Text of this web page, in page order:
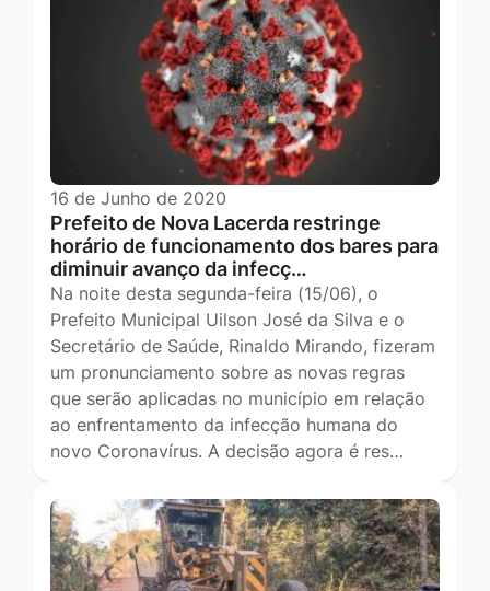
16 de Junho de 2020
Prefeito de Nova Lacerda restringe
horário de funcionamento dos bares para
diminuir avanço da infecç…
Na noite desta segunda-feira (15/06), o
Prefeito Municipal Uilson José da Silva e o
Secretário de Saúde, Rinaldo Mirando, fizeram
um pronunciamento sobre as novas regras
que serão aplicadas no município em relação
ao enfrentamento da infecção humana do
novo Coronavírus. A decisão agora é res…